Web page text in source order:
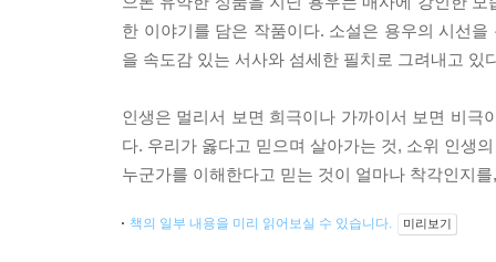
한 이야기를 담은 작품이다. 소설은 용우의 시선
을 속도감 있는 서사와 섬세한 필치로 그려내고 있
인생은 멀리서 보면 희극이나 가까이서 보면 비
다. 우리가 옳다고 믿으며 살아가는 것, 소위 인생
누군가를 이해한다고 믿는 것이 얼마나 착각인지
책의 일부 내용을 미리 읽어보실 수 있습니다. 미리보기